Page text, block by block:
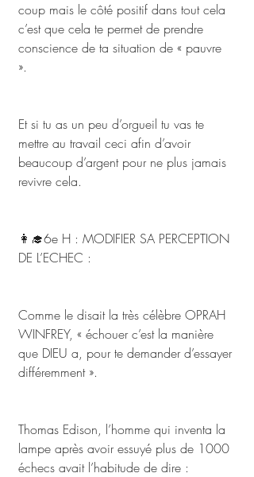
coup mais le côté positif dans tout cela
c’est que cela te permet de prendre
conscience de ta situation de « pauvre
».
Et si tu as un peu d’orgueil tu vas te
mettre au travail ceci afin d’avoir
beaucoup d’argent pour ne plus jamais
revivre cela.
👩‍🎓6e H : MODIFIER SA PERCEPTION
DE L’ECHEC :
Comme le disait la très célèbre OPRAH
WINFREY, « échouer c’est la manière
que DIEU a, pour te demander d’essayer
différemment ».
Thomas Edison, l’homme qui inventa la
lampe après avoir essuyé plus de 1000
échecs avait l’habitude de dire :